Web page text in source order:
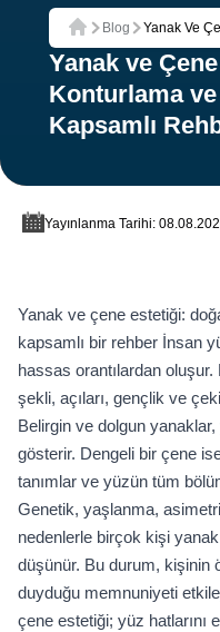
Ana Sayfa
Blog Yanak Ve
Yanak ve
Konturlama
Kapsamlı
Yayınlanma Tarihi:
Yanak ve çene estetiği:
kapsamlı bir rehber İnsan
hassas orantılardan
şekli, açıları, gençlik ve
Belirgin ve dolgun
gösterir. Dengeli bir çene
tanımlar ve yüzün tüm
Genetik, yaşlanma,
nedenlerle birçok kişi
düşünür. Bu durum, kişinin
duyduğu memnuniyeti
çene estetiği; yüz hatlarını